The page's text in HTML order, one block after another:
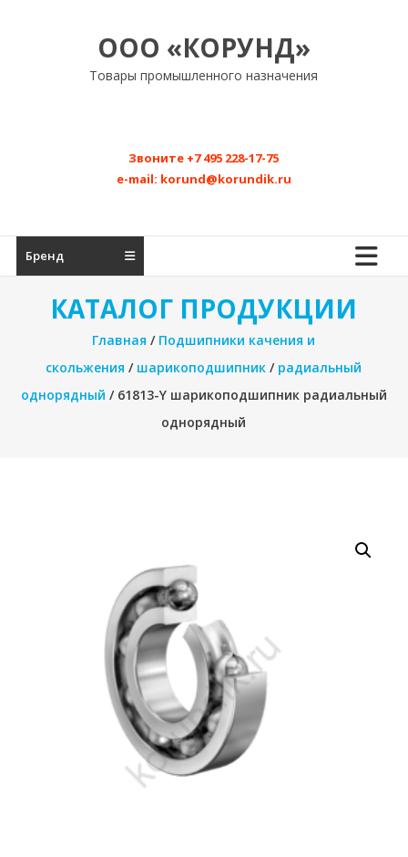
ООО «КОРУНД»
Товары промышленного назначения
Звоните +7 495 228-17-75
e-mail: korund@korundik.ru
Бренд
КАТАЛОГ ПРОДУКЦИИ
Главная / Подшипники качения и
скольжения / шарикоподшипник / радиальный
однорядный / 61813-Y шарикоподшипник радиальный
однорядный